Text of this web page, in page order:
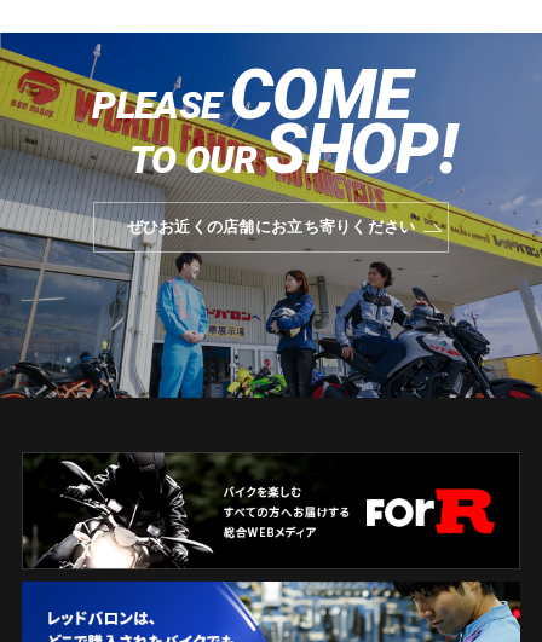
PLEASECOME
TO OURSHOP!
ぜひお近くの店舗にお立ち寄りください